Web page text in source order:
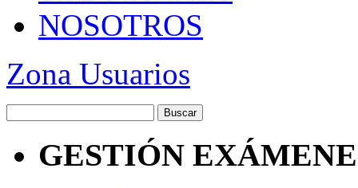
NOSOTROS
Zona Usuarios
GESTIÓN